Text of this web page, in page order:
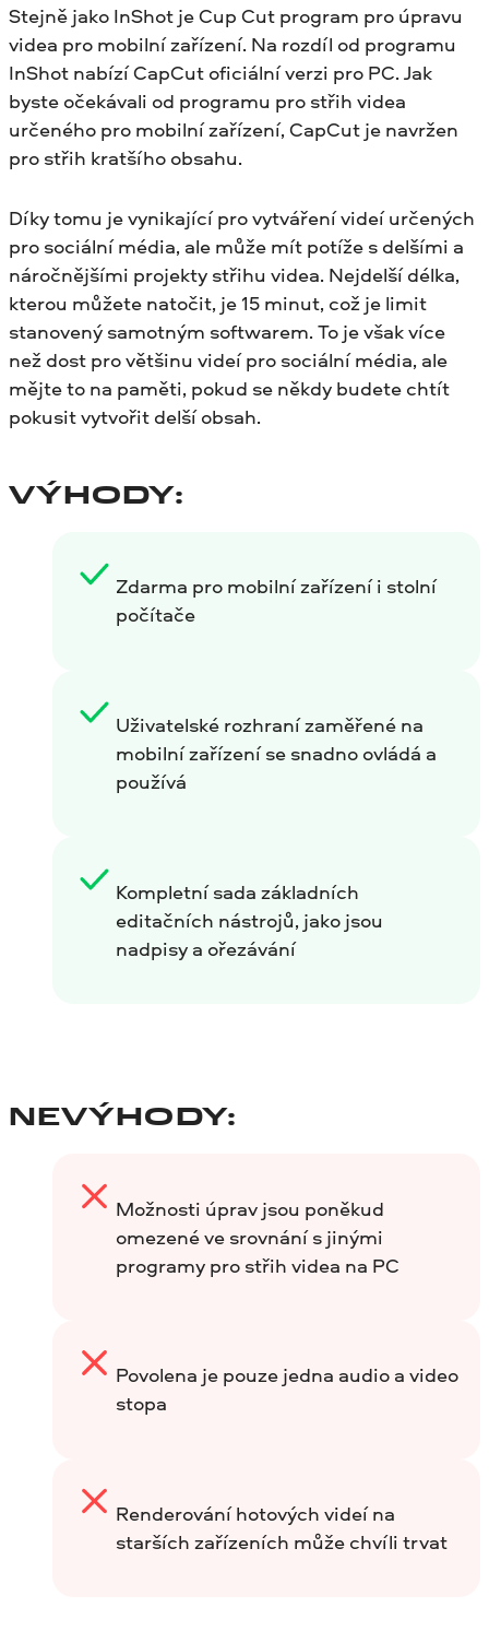
Stejně jako InShot je Cup Cut program pro úpravu
videa pro mobilní zařízení. Na rozdíl od programu
InShot nabízí CapCut oficiální verzi pro PC. Jak
byste očekávali od programu pro střih videa
určeného pro mobilní zařízení, CapCut je navržen
pro střih kratšího obsahu.
Díky tomu je vynikající pro vytváření videí určených
pro sociální média, ale může mít potíže s delšími a
náročnějšími projekty střihu videa. Nejdelší délka,
kterou můžete natočit, je 15 minut, což je limit
stanovený samotným softwarem. To je však více
než dost pro většinu videí pro sociální média, ale
mějte to na paměti, pokud se někdy budete chtít
pokusit vytvořit delší obsah.
VÝHODY:
Zdarma pro mobilní zařízení i stolní
počítače
Uživatelské rozhraní zaměřené na
mobilní zařízení se snadno ovládá a
používá
Kompletní sada základních
editačních nástrojů, jako jsou
nadpisy a ořezávání
NEVÝHODY:
Možnosti úprav jsou poněkud
omezené ve srovnání s jinými
programy pro střih videa na PC
Povolena je pouze jedna audio a video
stopa
Renderování hotových videí na
starších zařízeních může chvíli trvat